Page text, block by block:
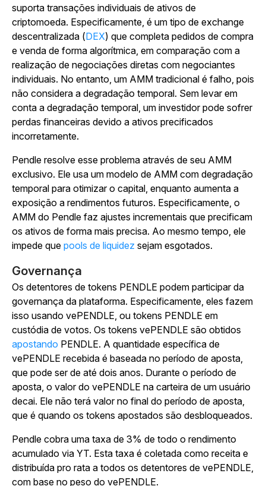
suporta transações individuais de ativos de
criptomoeda. Especificamente, é um tipo de exchange
descentralizada (DEX) que completa pedidos de compra
e venda de forma algorítmica, em comparação com a
realização de negociações diretas com negociantes
individuais. No entanto, um AMM tradicional é falho, pois
não considera a degradação temporal. Sem levar em
conta a degradação temporal, um investidor pode sofrer
perdas financeiras devido a ativos precificados
incorretamente.
Pendle resolve esse problema através de seu AMM
exclusivo. Ele usa um modelo de AMM com degradação
temporal para otimizar o capital, enquanto aumenta a
exposição a rendimentos futuros. Especificamente, o
AMM do Pendle faz ajustes incrementais que precificam
os ativos de forma mais precisa. Ao mesmo tempo, ele
impede que pools de liquidez sejam esgotados.
Governança
Os detentores de tokens PENDLE podem participar da
governança da plataforma. Especificamente, eles fazem
isso usando vePENDLE, ou tokens PENDLE em
custódia de votos. Os tokens vePENDLE são obtidos
apostando PENDLE. A quantidade específica de
vePENDLE recebida é baseada no período de aposta,
que pode ser de até dois anos. Durante o período de
aposta, o valor do vePENDLE na carteira de um usuário
decai. Ele não terá valor no final do período de aposta,
que é quando os tokens apostados são desbloqueados.
Pendle cobra uma taxa de 3% de todo o rendimento
acumulado via YT. Esta taxa é coletada como receita e
distribuída pro rata a todos os detentores de vePENDLE,
com base no peso do vePENDLE.